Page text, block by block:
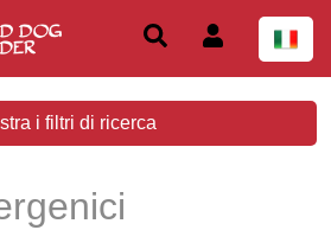
i filtri di ricerca